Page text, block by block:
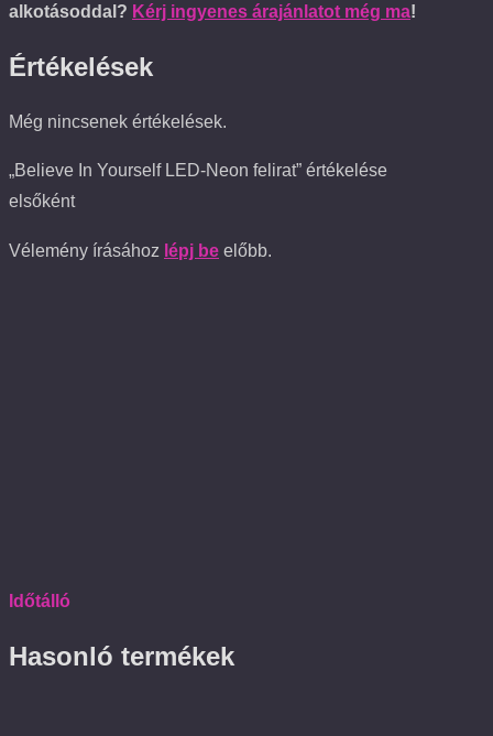
alkotásoddal? Kérj ingyenes árajánlatot még ma!
Értékelések
Még nincsenek értékelések.
„Believe In Yourself LED-Neon felirat” értékelése
elsőként
Vélemény írásához lépj be előbb.
Időtálló
Hasonló termékek